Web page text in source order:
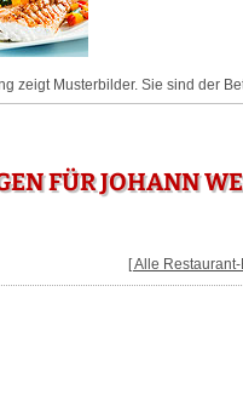
zeigt Musterbilder. Sie sind der
FÜR JOHANN
[ Alle